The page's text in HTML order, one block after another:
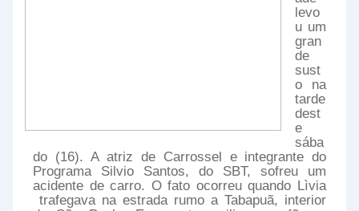
levo
u um
gran
de
sust
o na
tarde
dest
e
sába
do (16). A atriz de Carrossel e integrante do
Programa Silvio Santos, do SBT, sofreu um
acidente de carro. O fato ocorreu quando Lìvia
trafegava na estrada rumo a Tabapuã, interior